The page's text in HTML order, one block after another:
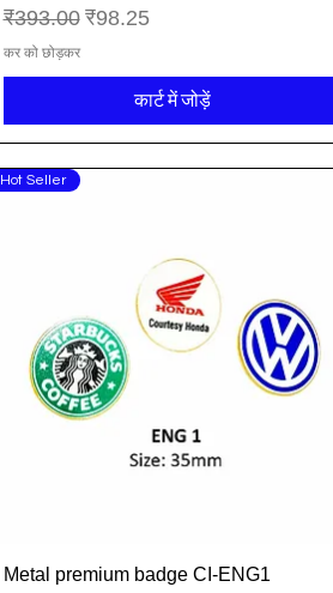
नियमित मूल्य
₹393.00 बिक्री मूल्य
₹98.25
कर को छोड़कर
कार्ट में जोड़ें
त्वरित दृश्य
Hot Seller
Metal premium badge CI-ENG1